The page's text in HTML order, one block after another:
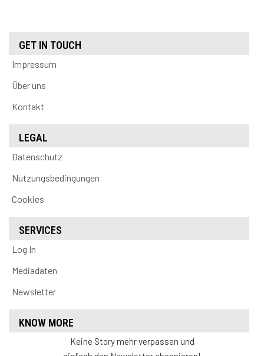
GET IN TOUCH
Impressum
Über uns
Kontakt
LEGAL
Datenschutz
Nutzungsbedingungen
Cookies
SERVICES
Log In
Mediadaten
Newsletter
KNOW MORE
Keine Story mehr verpassen und